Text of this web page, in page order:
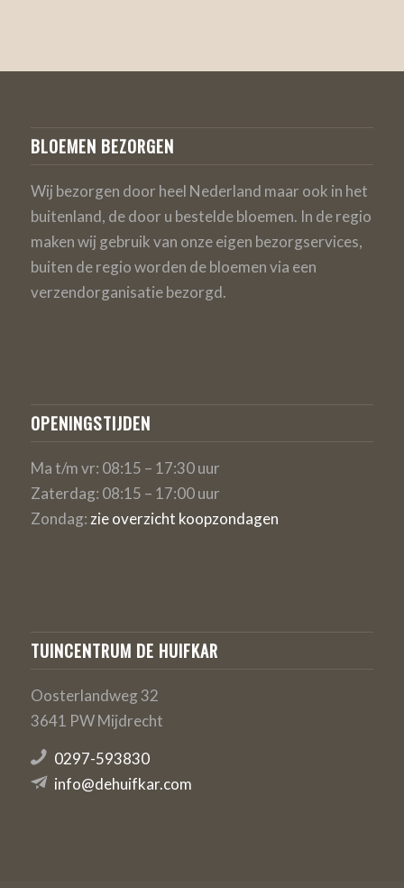
BLOEMEN BEZORGEN
Wij bezorgen door heel Nederland maar ook in het
buitenland, de door u bestelde bloemen. In de regio
maken wij gebruik van onze eigen bezorgservices,
buiten de regio worden de bloemen via een
verzendorganisatie bezorgd.
OPENINGSTIJDEN
Ma t/m vr: 08:15 – 17:30 uur
Zaterdag: 08:15 – 17:00 uur
Zondag: zie overzicht koopzondagen
TUINCENTRUM DE HUIFKAR
Oosterlandweg 32
3641 PW Mijdrecht
0297-593830
info@dehuifkar.com